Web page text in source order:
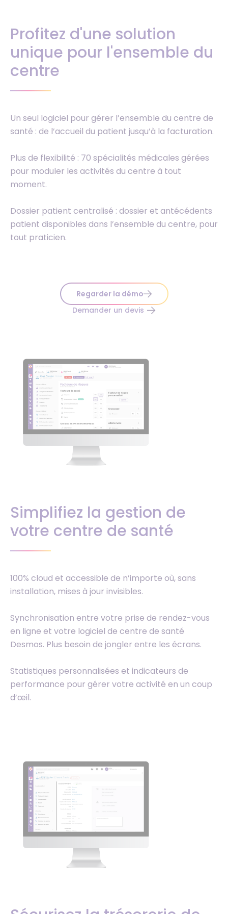
Profitez d'une solution
unique pour l'ensemble du
centre
Un seul logiciel pour gérer l’ensemble du centre de
santé : de l’accueil du patient jusqu’à la facturation.
Plus de flexibilité : 70 spécialités médicales gérées
pour moduler les activités du centre à tout
moment.
Dossier patient centralisé : dossier et antécédents
patient disponibles dans l’ensemble du centre, pour
tout praticien.
Regarder la démo
Demander un devis
Simplifiez la gestion de
votre centre de santé
100% cloud et accessible de n’importe où, sans
installation, mises à jour invisibles.
Synchronisation entre votre prise de rendez-vous
en ligne et votre logiciel de centre de santé
Desmos. Plus besoin de jongler entre les écrans.
Statistiques personnalisées et indicateurs de
performance pour gérer votre activité en un coup
d’œil.